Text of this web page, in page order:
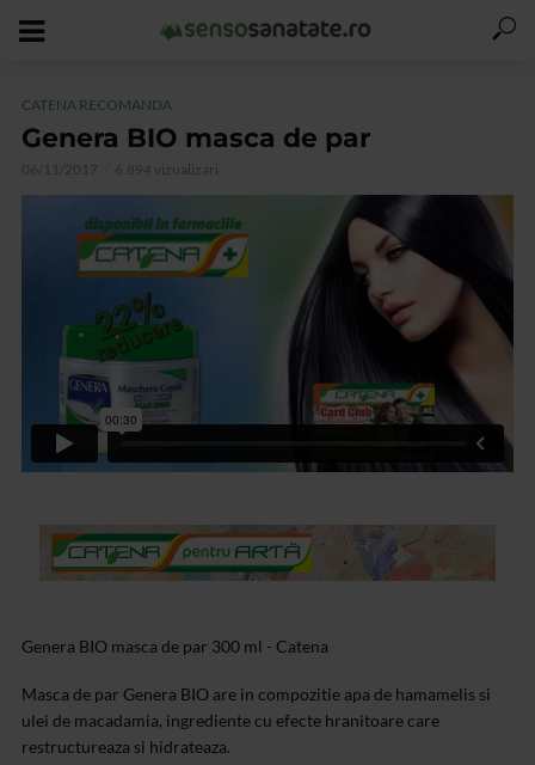
CATENA RECOMANDA
Genera BIO masca de par
06/11/2017 6.894 vizualizari
Genera BIO masca de par 300 ml - Catena
Masca de par Genera BIO are in compozitie apa de hamamelis si
ulei de macadamia, ingrediente cu efecte hranitoare care
restructureaza si hidrateaza.